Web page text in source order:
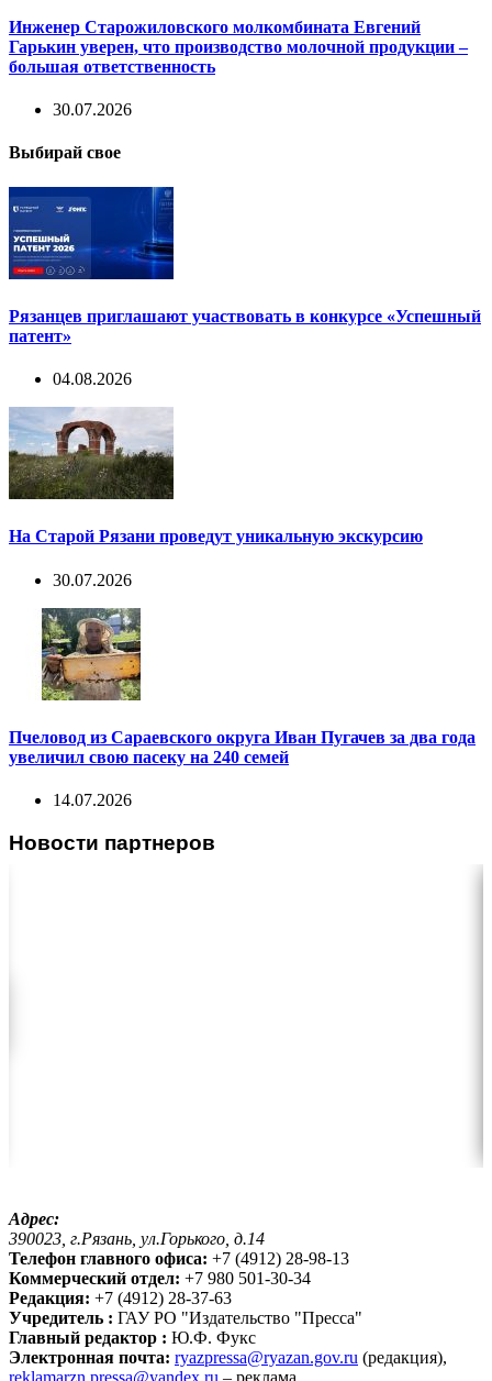
Инженер Старожиловского молкомбината Евгений
Гарькин уверен, что производство молочной продукции –
большая ответственность
30.07.2026
Выбирай свое
Рязанцев приглашают участвовать в конкурсе «Успешный
патент»
04.08.2026
На Старой Рязани проведут уникальную экскурсию
30.07.2026
Пчеловод из Сараевского округа Иван Пугачев за два года
увеличил свою пасеку на 240 семей
14.07.2026
Новости партнеров
Адрес:
390023, г.Рязань, ул.Горького, д.14
Телефон главного офиса: +7 (4912) 28-98-13
Коммерческий отдел: +7 980 501-30-34
Редакция: +7 (4912) 28-37-63
Учредитель : ГАУ РО "Издательство "Пресса"
Главный редактор : Ю.Ф. Фукс
Электронная почта: ryazpressa@ryazan.gov.ru (редакция),